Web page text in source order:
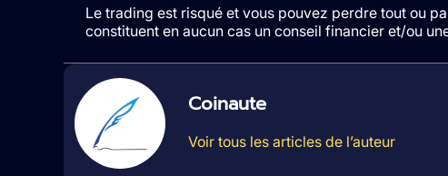
Le trading est risqué et vous pouvez perdre tout ou
constituent en aucun cas un conseil financier et/ou
Coinaute
Voir tous les articles de l’auteur